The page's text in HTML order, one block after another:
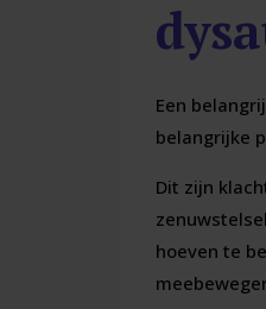
Een
belangrijke
Dit zijn
hoeven te